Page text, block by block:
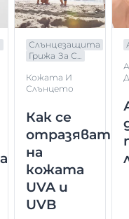
Слънцезащита
Грижа За С...
Кожата И
Слънцето
Как се
отразяват
на
кожата
UVA и
UVB